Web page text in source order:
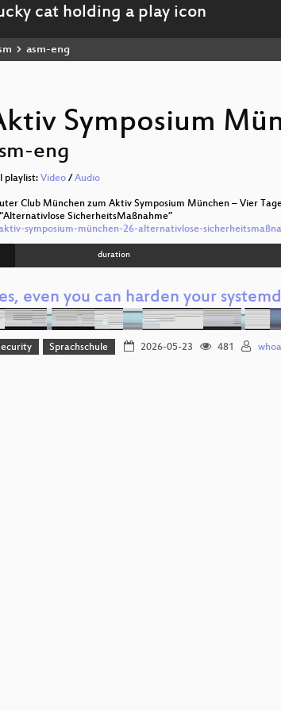
asm-eng
Symposium
eng
playlist: Video / Audio
Club München zum Aktiv Symposium München – Vier
SicherheitsMaßnahme”
symposium-münchen-26-alternativlose-
duration
even you can harden your
Sprachschule 2026-05-23 481